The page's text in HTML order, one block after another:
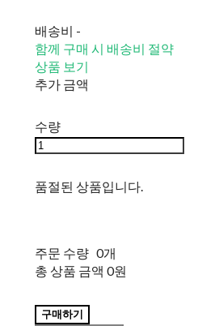
배송비 -
함께 구매 시 배송비 절약
상품 보기
추가 금액
수량
품절된 상품입니다.
주문 수량 0개
총 상품 금액 0원
구매하기